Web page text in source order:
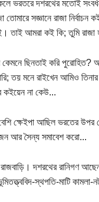
ভরতরে দশরথের মতোই
তোমারে সজ্ঞানে রাজা
তাই আমরা কই কি; তুমি রাজা
ছিনতাই করি পুরোহিত?
তয় মনে রাইখেন আমিও
কইয়েন না কেউ...
বেশি ক্ষেইপা আছিল ভরতের
আর সৈন্য সমাবেশ করো...
রাজবাড়ি। দশরথের রানিগণ
স্থপতি-মাটি